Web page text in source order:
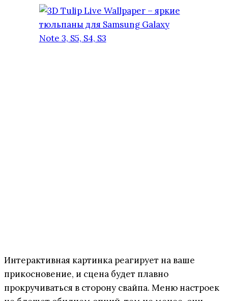
Интерактивная картинка реагирует на ваше
прикосновение, и сцена будет плавно
прокручиваться в сторону свайпа. Меню настроек